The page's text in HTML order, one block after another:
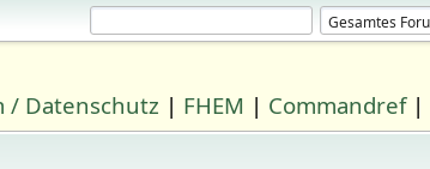
/ Datenschutz | FHEM | Commandref|